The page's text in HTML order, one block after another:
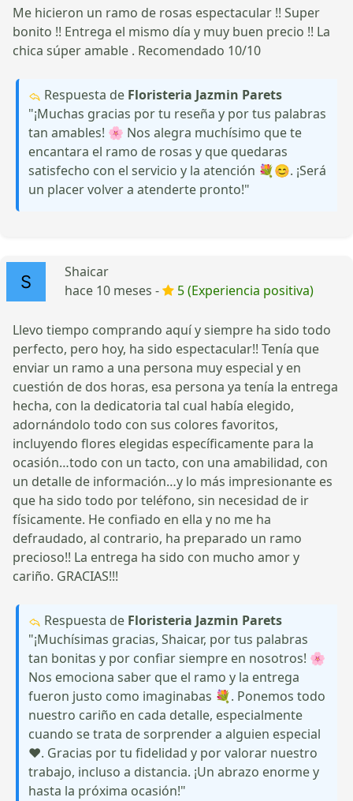
Me hicieron un ramo de rosas espectacular !! Super
bonito !! Entrega el mismo día y muy buen precio !! La
chica súper amable . Recomendado 10/10
Respuesta de Floristeria Jazmin Parets
"¡Muchas gracias por tu reseña y por tus palabras
tan amables! 🌸 Nos alegra muchísimo que te
encantara el ramo de rosas y que quedaras
satisfecho con el servicio y la atención 💐😊. ¡Será
un placer volver a atenderte pronto!"
Shaicar
hace 10 meses -
5 (Experiencia positiva)
Llevo tiempo comprando aquí y siempre ha sido todo
perfecto, pero hoy, ha sido espectacular!! Tenía que
enviar un ramo a una persona muy especial y en
cuestión de dos horas, esa persona ya tenía la entrega
hecha, con la dedicatoria tal cual había elegido,
adornándolo todo con sus colores favoritos,
incluyendo flores elegidas específicamente para la
ocasión…todo con un tacto, con una amabilidad, con
un detalle de información…y lo más impresionante es
que ha sido todo por teléfono, sin necesidad de ir
físicamente. He confiado en ella y no me ha
defraudado, al contrario, ha preparado un ramo
precioso!! La entrega ha sido con mucho amor y
cariño. GRACIAS!!!
Respuesta de Floristeria Jazmin Parets
"¡Muchísimas gracias, Shaicar, por tus palabras
tan bonitas y por confiar siempre en nosotros! 🌸
Nos emociona saber que el ramo y la entrega
fueron justo como imaginabas 💐. Ponemos todo
nuestro cariño en cada detalle, especialmente
cuando se trata de sorprender a alguien especial
❤️. Gracias por tu fidelidad y por valorar nuestro
trabajo, incluso a distancia. ¡Un abrazo enorme y
hasta la próxima ocasión!"